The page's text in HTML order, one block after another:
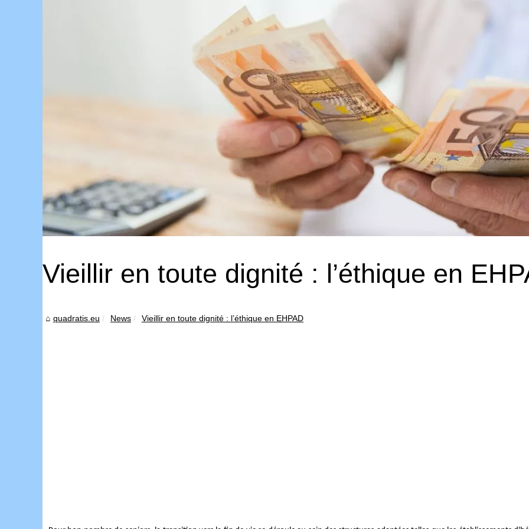
Vieillir en toute dignité : l’éthique en
quadratis.eu News Vieillir en toute dignité : l’éthique en EHPAD